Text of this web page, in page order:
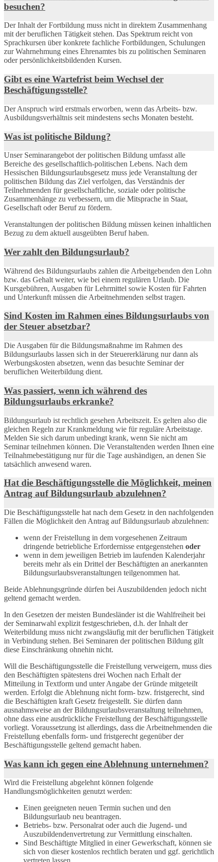
besuchen?
Der Inhalt der Fortbildung muss nicht in direktem Zusammenhang
mit der beruflichen Tätigkeit stehen. Das Spektrum reicht von
Sprachkursen über konkrete fachliche Fortbildungen, Schulungen
zur Wahrnehmung eines Ehrenamtes bis zu politischen Seminaren
oder persönlichkeitsbildenden Kursen.
Gibt es eine Wartefrist beim Wechsel der
Beschäftigungsstelle?
Der Anspruch wird erstmals erworben, wenn das Arbeits- bzw.
Ausbildungsverhältnis seit mindestens sechs Monaten besteht.
Was ist politische Bildung?
Unser Seminarangebot der politischen Bildung umfasst alle
Bereiche des gesellschaftlich-politischen Lebens. Nach dem
Hessischen Bildungsurlaubsgesetz muss jede Veranstaltung der
politischen Bildung das Ziel verfolgen, das Verständnis der
Teilnehmenden für gesellschaftliche, soziale oder politische
Zusammenhänge zu verbessern, um die Mitsprache in Staat,
Gesellschaft oder Beruf zu fördern.
Veranstaltungen der politischen Bildung müssen keinen inhaltlichen
Bezug zu dem aktuell ausgeübten Beruf haben.
Wer zahlt den Bildungsurlaub?
Während des Bildungsurlaubs zahlen die Arbeitgebenden den Lohn
bzw. das Gehalt weiter, wie bei einem regulären Urlaub. Die
Kursgebühren, Ausgaben für Lehrmittel sowie Kosten für Fahrten
und Unterkunft müssen die Arbeitnehmenden selbst tragen.
Sind Kosten im Rahmen eines Bildungsurlaubs von
der Steuer absetzbar?
Die Ausgaben für die Bildungsmaßnahme im Rahmen des
Bildungsurlaubs lassen sich in der Steuererklärung nur dann als
Werbungskosten absetzen, wenn das besuchte Seminar der
beruflichen Weiterbildung dient.
Was passiert, wenn ich während des
Bildungsurlaubs erkranke?
Bildungsurlaub ist rechtlich gesehen Arbeitszeit. Es gelten also die
gleichen Regeln zur Krankmeldung wie für reguläre Arbeitstage.
Melden Sie sich darum unbedingt krank, wenn Sie nicht am
Seminar teilnehmen können. Die Veranstaltenden werden Ihnen eine
Teilnahmebestätigung nur für die Tage aushändigen, an denen Sie
tatsächlich anwesend waren.
Hat die Beschäftigungsstelle die Möglichkeit, meinen
Antrag auf Bildungsurlaub abzulehnen?
Die Beschäftigungsstelle hat nach dem Gesetz in den nachfolgenden
Fällen die Möglichkeit den Antrag auf Bildungsurlaub abzulehnen:
wenn der Freistellung in dem vorgesehenen Zeitraum
dringende betriebliche Erfordernisse entgegenstehen oder
wenn in dem jeweiligen Betrieb im laufenden Kalenderjahr
bereits mehr als ein Drittel der Beschäftigten an anerkannten
Bildungsurlaubsveranstaltungen teilgenommen hat.
Beide Ablehnungsgründe dürfen bei Auszubildenden jedoch nicht
geltend gemacht werden.
In den Gesetzen der meisten Bundesländer ist die Wahlfreiheit bei
der Seminarwahl explizit festgeschrieben, d.h. der Inhalt der
Weiterbildung muss nicht zwangsläufig mit der beruflichen Tätigkeit
in Verbindung stehen. Bei Seminaren der politischen Bildung gilt
diese Einschränkung ohnehin nicht.
Will die Beschäftigungsstelle die Freistellung verweigern, muss dies
den Beschäftigten spätestens drei Wochen nach Erhalt der
Mitteilung in Textform und unter Angabe der Gründe mitgeteilt
werden. Erfolgt die Ablehnung nicht form- bzw. fristgerecht, sind
die Beschäftigten kraft Gesetz freigestellt. Sie dürfen dann
ausnahmsweise an der Bildungsurlaubsveranstaltung teilnehmen,
ohne dass eine ausdrückliche Freistellung der Beschäftigungsstelle
vorliegt. Voraussetzung ist allerdings, dass die Arbeitnehmenden die
Freistellung ebenfalls form- und fristgerecht gegenüber der
Beschäftigungsstelle geltend gemacht haben.
Was kann ich gegen eine Ablehnung unternehmen?
Wird die Freistellung abgelehnt können folgende
Handlungsmöglichkeiten genutzt werden:
Einen geeigneten neuen Termin suchen und den
Bildungsurlaub neu beantragen.
Betriebs- bzw. Personalrat oder auch die Jugend- und
Auszubildendenvertretung zur Vermittlung einschalten.
Sind Beschäftigte Mitglied in einer Gewerkschaft, können sie
sich von dieser kostenlos rechtlich beraten und ggf. gerichtlich